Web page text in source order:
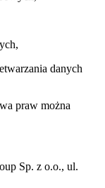
danych
praw można
Sp. z o.o., ul.